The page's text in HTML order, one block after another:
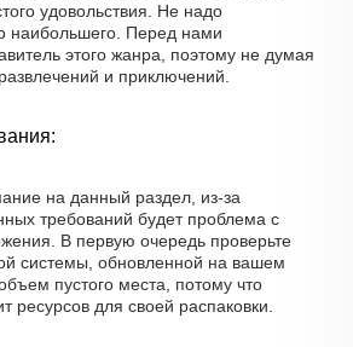
удовольствия. Не надо
наибольшего. Перед нами
этого жанра, поэтому не думая
и приключений.
на данный раздел, из-за
требований будет проблема с
В первую очередь проверьте
системы, обновленной на вашем
пустого места, потому что
ресурсов для своей распаковки.